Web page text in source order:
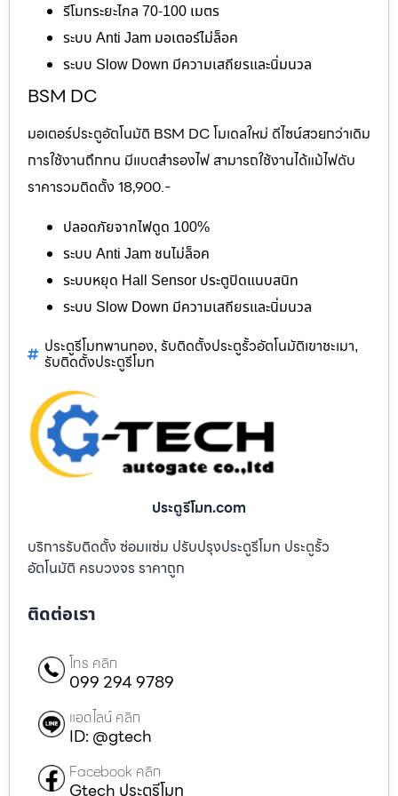
รีโมทระยะไกล 70-100 เมตร
ระบบ Anti Jam มอเตอร์ไม่ล็อค
ระบบ Slow Down มีความเสถียรและนิ่มนวล
BSM DC
มอเตอร์ประตูอัตโนมัติ BSM DC โมเดลใหม่ ดีไซน์สวยกว่าเดิม
การใช้งานถึกทน มีแบตสำรองไฟ สามารถใช้งานได้แม้ไฟดับ
ราคารวมติดตั้ง 18,900.-
ปลอดภัยจากไฟดูด 100%
ระบบ Anti Jam ชนไม่ล็อค
ระบบหยุด Hall Sensor ประตูปิดแนบสนิท
ระบบ Slow Down มีความเสถียรและนิ่มนวล
ประตูรีโมทพานทอง, รับติดตั้งประตูรั้วอัตโนมัติเขาชะเมา,
รับติดตั้งประตูรีโมท
ประตูรีโมท.com
บริการรับติดตั้ง ซ่อมแซ่ม ปรับปรุงประตูรีโมท ประตูรั้ว
อัตโนมัติ ครบวงจร ราคาถูก
ติดต่อเรา
โทร คลิก
099 294 9789
แอดไลน์ คลิก
ID: @gtech
Facebook คลิก
Gtech ประตูรีโมท